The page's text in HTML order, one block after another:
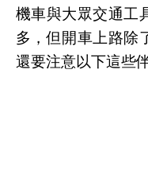
機車與大眾交通工
多，但開車上路除
還要注意以下這些